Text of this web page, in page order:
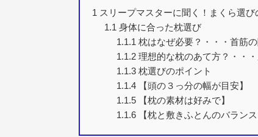
1 スリープマスターに聞く！まくら選び
1.1 身体に合った枕選び
1.1.1 枕はなぜ必要？・・・首筋
1.1.2 理想的な枕のあて方？・・
1.1.3 枕選びのポイント
1.1.4 【頭の３っ分の幅が目安】
1.1.5 【枕の素材は好みで】
1.1.6 【枕と敷きふとんのバランス